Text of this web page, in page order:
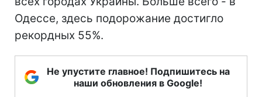
Одессе, здесь подорожание достигло
рекордных 55%.
Не упустите главное! Подпишитесь на
наши обновления в Google!